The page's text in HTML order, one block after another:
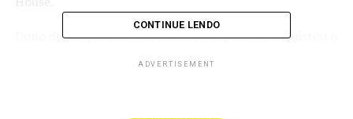
Dono de um público fiel, o músico capixaba conquistou o
CONTINUE LENDO
ADVERTISEMENT